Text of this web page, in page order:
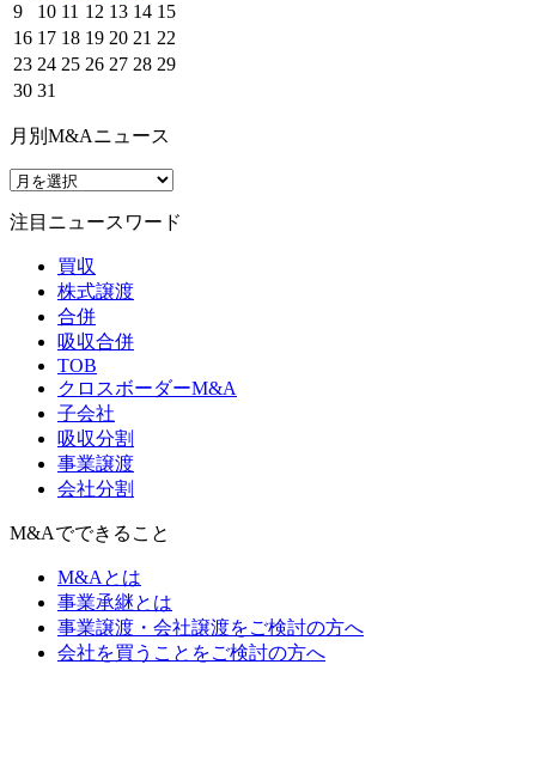
9
10 11 12 13 14 15
16 17 18 19 20 21 22
23 24 25 26 27 28 29
30 31
月別M&Aニュース
注目ニュースワード
買収
株式譲渡
合併
吸収合併
TOB
クロスボーダーM&A
子会社
吸収分割
事業譲渡
会社分割
M&Aでできること
M&Aとは
事業承継とは
事業譲渡・会社譲渡をご検討の方へ
会社を買うことをご検討の方へ